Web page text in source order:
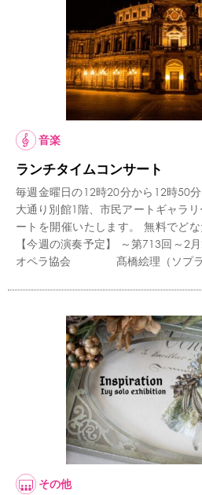
音楽
ランチタイムコンサート
毎週金曜日の12時20分から12時50
大通り別館1階、市民アートギャラ
ートを開催いたします。 無料でどな
【今週の演奏予定】 ～第713回
オペラ協会 髙橋絵理（ソプラ
その他